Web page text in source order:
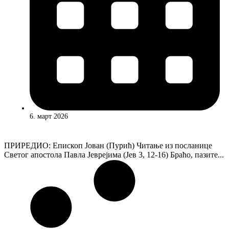
6. март 2026
ПРИРЕДИО: Епископ Јован (Пурић) Читање из посланице
Светог апостола Павла Јеврејима (Јев 3, 12-16) Браћо, пазите...